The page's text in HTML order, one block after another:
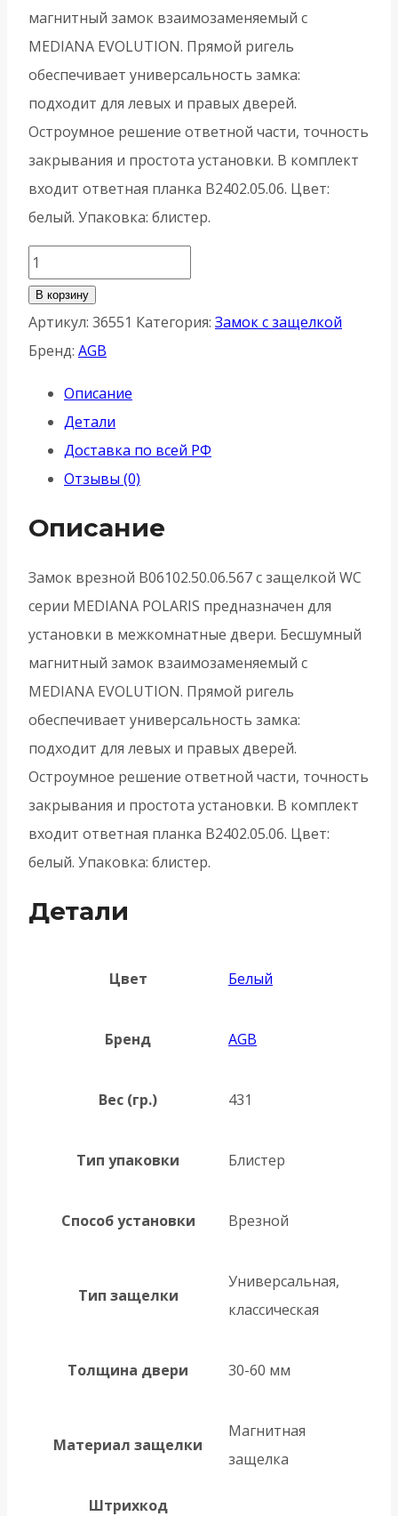
магнитный замок взаимозаменяемый с
MEDIANA EVOLUTION. Прямой ригель
обеспечивает универсальность замка:
подходит для левых и правых дверей.
Остроумное решение ответной части, точность
закрывания и простота установки. В комплект
входит ответная планка B2402.05.06. Цвет:
белый. Упаковка: блистер.
Количество
товара
Защелка
врезная
(АГБ)
WC
B06102.50.FM.567
отв.
B02402.05.91
MEDIANA
POLARIS
-
Белый
В корзину
Артикул: 36551 Категория: Замок с защелкой
Бренд: AGB
Описание
Детали
Доставка по всей РФ
Отзывы (0)
Описание
Замок врезной B06102.50.06.567 с защелкой WC
серии MEDIANA POLARIS предназначен для
установки в межкомнатные двери. Бесшумный
магнитный замок взаимозаменяемый с
MEDIANA EVOLUTION. Прямой ригель
обеспечивает универсальность замка:
подходит для левых и правых дверей.
Остроумное решение ответной части, точность
закрывания и простота установки. В комплект
входит ответная планка B2402.05.06. Цвет:
белый. Упаковка: блистер.
Детали
Цвет Белый
Бренд AGB
Вес (гр.) 431
Тип упаковки Блистер
Способ установки Врезной
Тип защелки
Универсальная,
классическая
Толщина двери 30-60 мм
Материал защелки
Магнитная
защелка
Штрихкод